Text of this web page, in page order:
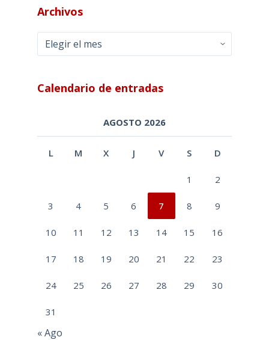
Archivos
Archivos
Calendario de entradas
AGOSTO 2026
L M X J V S D
1 2
3 4 5 6 7 8 9
10 11 12 13 14 15 16
17 18 19 20 21 22 23
24 25 26 27 28 29 30
31
« Ago